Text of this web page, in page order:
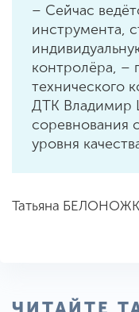
– Сейчас
инструмента,
контролёра, –
технического
ДТК Владимир
соревнования
уровня
Татьяна